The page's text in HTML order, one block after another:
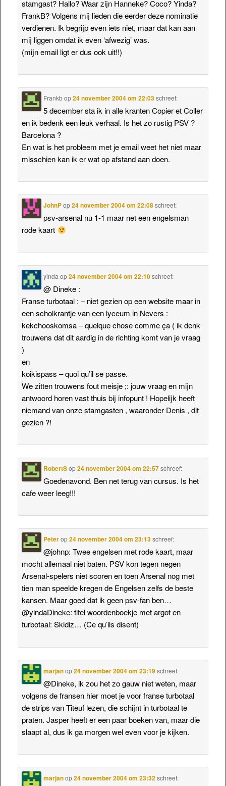
stamgast? Hallo? Waar zijn Hanneke? Coco? Yinda?
FrankB? Volgens mij lieden die eerder deze nominatie
verdienen. Ik begrijp even iets niet, maar dat kan aan
mij liggen omdat ik even ‘afwezig’ was.
(mijn email ligt er dus ook uit!!)
Frankbop24 november 2004 om 22:03 schreef:
5 december sta ik in alle kranten Copier et Coller
en ik bedenk een leuk verhaal. Is het zo rustig PSV ?
Barcelona ?
En wat is het probleem met je email weet het niet maar
misschien kan ik er wat op afstand aan doen.
JohnPop24 november 2004 om 22:08 schreef:
psv-arsenal nu 1-1 maar net een engelsman
rode kaart
yinda op24 november 2004 om 22:10 schreef:
@ Dineke :
Franse turbotaal : – niet gezien op een website maar in
een scholkrantje van een lyceum in Nevers :
kekchooskomsa – quelque chose comme ça ( ik denk
trouwens dat dit aardig in de richting komt van je vraag
)
en
koikispass – quoi qu’il se passe.
We zitten trouwens fout meisje ;: jouw vraag en mijn
antwoord horen vast thuis bij infopunt ! Hopelijk heeft
niemand van onze stamgasten , waaronder Denis , dit
gezien ?!
RobertSop24 november 2004 om 22:57 schreef:
Goedenavond. Ben net terug van cursus. Is het
cafe weer leeg!!!
Peterop24 november 2004 om 23:13 schreef:
@johnp: Twee engelsen met rode kaart, maar
mocht allemaal niet baten. PSV kon tegen negen
Arsenal-spelers niet scoren en toen Arsenal nog met
tien man speelde kregen de Engelsen zelfs de beste
kansen. Maar goed dat ik geen psv-fan ben…
@yindaDineke: titel woordenboekje met argot en
turbotaal: Skidiz… (Ce qu’ils disent)
marjanop24 november 2004 om 23:19 schreef:
@Dineke, ik zou het zo gauw niet weten, maar
volgens de fransen hier moet je voor franse turbotaal
de strips van Titeuf lezen, die schijnt in turbotaal te
praten. Jasper heeft er een paar boeken van, maar die
slaapt al, dus ik ga morgen wel even voor je kijken.
marjanop24 november 2004 om 23:32 schreef: